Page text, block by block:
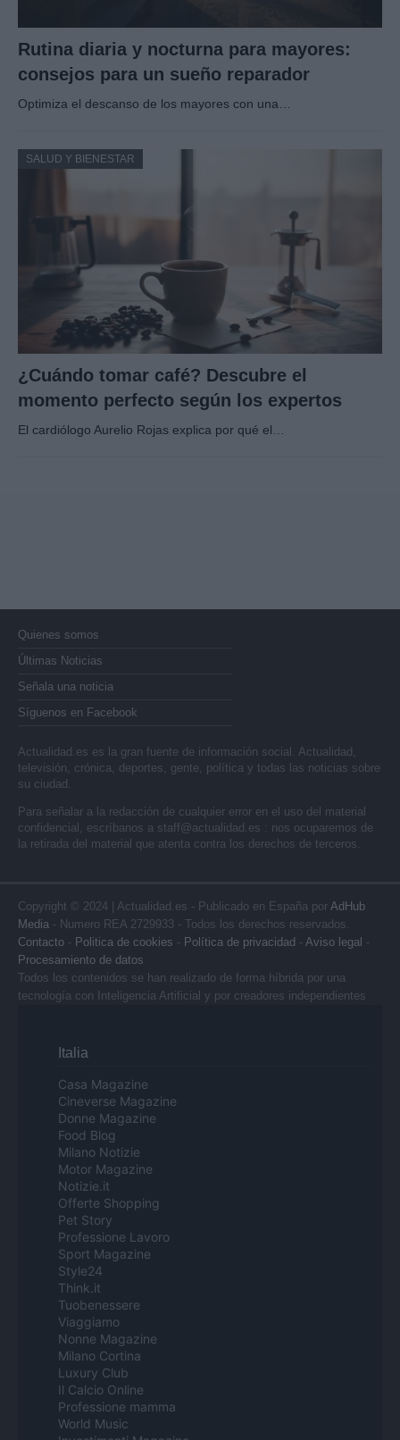
Rutina diaria y nocturna para mayores:
consejos para un sueño reparador
Optimiza el descanso de los mayores con una…
SALUD Y BIENESTAR
¿Cuándo tomar café? Descubre el
momento perfecto según los expertos
El cardiólogo Aurelio Rojas explica por qué el…
Quienes somos
Últimas Noticias
Señala una noticia
Síguenos en Facebook
Actualidad.es es la gran fuente de información social. Actualidad,
televisión, crónica, deportes, gente, política y todas las noticias sobre
su ciudad.
Para señalar a la redacción de cualquier error en el uso del material
confidencial, escríbanos a staff@actualidad.es : nos ocuparemos de
la retirada del material que atenta contra los derechos de terceros.
Copyright © 2024 | Actualidad.es - Publicado en España por AdHub
Media - Numero REA 2729933 - Todos los derechos reservados.
Contacto - Politica de cookies - Política de privacidad - Aviso legal -
Procesamiento de datos
Todos los contenidos se han realizado de forma híbrida por una
tecnología con Inteligencia Artificial y por creadores independientes
Italia
Casa Magazine
Cineverse Magazine
Donne Magazine
Food Blog
Milano Notizie
Motor Magazine
Notizie.it
Offerte Shopping
Pet Story
Professione Lavoro
Sport Magazine
Style24
Think.it
Tuobenessere
Viaggiamo
Nonne Magazine
Milano Cortina
Luxury Club
Il Calcio Online
Professione mamma
World Music